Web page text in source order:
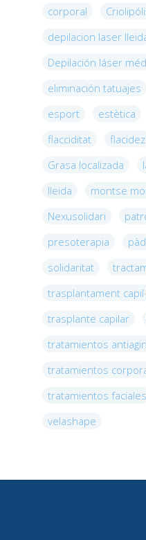
corporal
depilacion laser
Depilación láser
eliminación tatuajes
esport
estètica
flacciditat
flacidez
Grasa localizada
lleida
montse
Nexusolidari
presoterapia
solidaritat
trasplantament
trasplante capilar
tratamientos
tratamientos
tratamientos faciales
velashape